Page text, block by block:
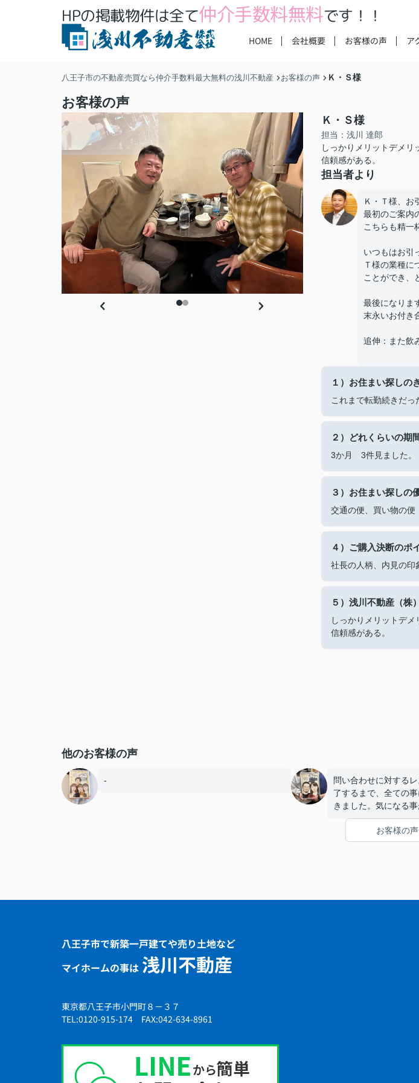
HPの掲載物件は全て仲介手数料無料です！！
HOME 会社概要 お客様の声 ア
八王子市の不動産売買なら仲介手数料最大無料の浅川不動産 お客様の声 Ｋ・Ｓ様
お客様の声
Ｋ・Ｓ様
担当：浅川 達郎
しっかりメリットデメリ
信頼感がある。
担当者より
Ｋ・Ｔ様、お
最初のご案内
こちらも精一
いつもはお引
Ｔ様の業種に
ことができ、
最後になりま
末永いお付き
追伸：また飲
１）お住まい探しの
これまで転勤続きだっ
２）どれくらいの期
3か月 3件見ました。
３）お住まい探しの
交通の便、買い物の便
４）ご購入決断のポ
社長の人柄、内見の印
５）浅川不動産（株
しっかりメリットデメ
信頼感がある。
他のお客様の声
-
問い合わせに対する
了するまで、全ての
きました。気になる
きる点が良かったで
がとうございました。
お客様の
八王子市で新築一戸建てや売り土地など
マイホームの事は 浅川不動産
東京都八王子市小門町８－３７
TEL:0120-915-174 FAX:042-634-8961